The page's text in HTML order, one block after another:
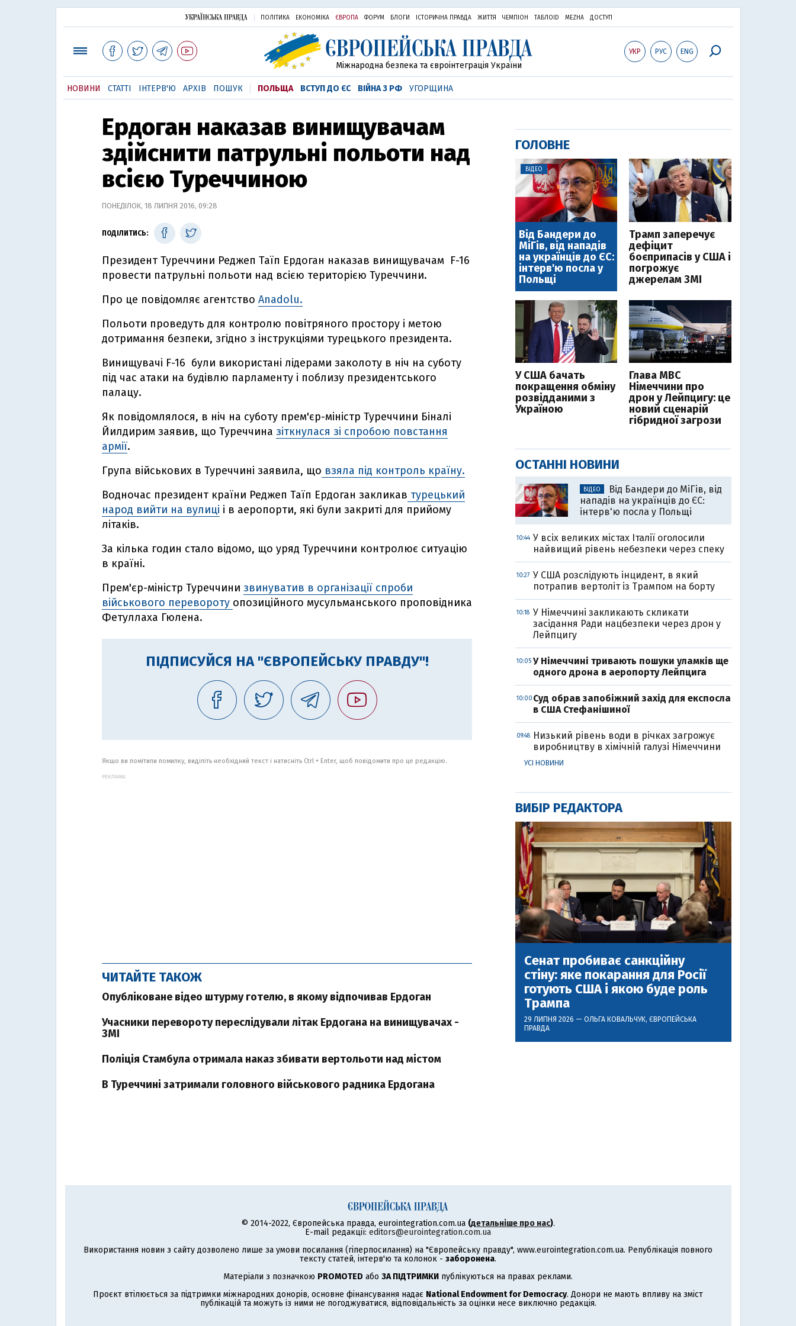
ПОЛІТИКА ЕКОНОМІКА ЄВРОПА ФОРУМ БЛОГИ ІСТОРИЧНА ПРАВДА ЖИТТЯ ЧЕМПІОН ТАБЛОID MEZHA ДОСТУП
УКР РУС ENG
Міжнародна безпека та євроінтеграція України
НОВИНИ СТАТТІ ІНТЕРВ'Ю АРХІВ ПОШУК ПОЛЬЩА ВСТУП ДО ЄС ВІЙНА З РФ УГОРЩИНА
Ердоган наказав винищувачам
здійснити патрульні польоти над
всією Туреччиною
ПОНЕДІЛОК, 18 ЛИПНЯ 2016, 09:28
ПОДІЛИТИСЬ:
Президент Туреччини Реджеп Таїп Ердоган наказав винищувачам F-16
провести патрульні польоти над всією територією Туреччини.
Про це повідомляє агентство Anadolu.
Польоти проведуть для контролю повітряного простору і метою
дотримання безпеки, згідно з інструкціями турецького президента.
Винищувачі F-16 були використані лідерами заколоту в ніч на суботу
під час атаки на будівлю парламенту і поблизу президентського
палацу.
Як повідомлялося, в ніч на суботу прем'єр-міністр Туреччини Біналі
Йилдирим заявив, що Туреччина зіткнулася зі спробою повстання
армії.
Група військових в Туреччині заявила, що взяла під контроль країну.
Водночас президент країни Реджеп Таїп Ердоган закликав турецький
народ вийти на вулиці і в аеропорти, які були закриті для прийому
літаків.
За кілька годин стало відомо, що уряд Туреччини контролює ситуацію
в країні.
Прем'єр-міністр Туреччини звинуватив в організації спроби
військового перевороту опозиційного мусульманського проповідника
Фетуллаха Гюлена.
ПІДПИСУЙСЯ НА "ЄВРОПЕЙСЬКУ ПРАВДУ"!
Якщо ви помітили помилку, виділіть необхідний текст і натисніть Ctrl + Enter, щоб повідомити про це редакцію.
РЕКЛАМА:
ЧИТАЙТЕ ТАКОЖ
Опубліковане відео штурму готелю, в якому відпочивав Ердоган
Учасники перевороту переслідували літак Ердогана на винищувачах -
ЗМІ
Поліція Стамбула отримала наказ збивати вертольоти над містом
В Туреччині затримали головного військового радника Ердогана
ГОЛОВНЕ
ВІДЕО
Від Бандери до
МіГів, від нападів
на українців до ЄС:
інтерв'ю посла у
Польщі
Трамп заперечує
дефіцит
боєприпасів у США і
погрожує
джерелам ЗМІ
У США бачать
покращення обміну
розвідданими з
Україною
Глава МВС
Німеччини про
дрон у Лейпцигу: це
новий сценарій
гібридної загрози
ОСТАННІ НОВИНИ
ВІДЕО
Від Бандери до МіГів, від
нападів на українців до ЄС:
інтерв'ю посла у Польщі
10:44 У всіх великих містах Італії оголосили
найвищий рівень небезпеки через спеку
10:27 У США розслідують інцидент, в який
потрапив вертоліт із Трампом на борту
10:18 У Німеччині закликають скликати
засідання Ради нацбезпеки через дрон у
Лейпцигу
10:05 У Німеччині тривають пошуки уламків ще
одного дрона в аеропорту Лейпцига
10:00 Суд обрав запобіжний захід для експосла
в США Стефанішиної
09:48
Низький рівень води в річках загрожує
виробництву в хімічній галузі Німеччини
УСІ НОВИНИ
ВИБІР РЕДАКТОРА
Сенат пробиває санкційну
стіну: яке покарання для Росії
готують США і якою буде роль
Трампа
29 ЛИПНЯ 2026 — ОЛЬГА КОВАЛЬЧУК, ЄВРОПЕЙСЬКА
ПРАВДА
© 2014-2022, Європейська правда, eurointegration.com.ua (детальніше про нас).
E-mail редакції: editors@eurointegration.com.ua
Використання новин з сайту дозволено лише за умови посилання (гіперпосилання) на "Європейську правду", www.eurointegration.com.ua. Републікація повного
тексту статей, інтерв'ю та колонок - заборонена.
Матеріали з позначкою PROMOTED або ЗА ПІДТРИМКИ публікуються на правах реклами.
Проєкт втілюється за підтримки міжнародних донорів, основне фінансування надає National Endowment for Democracy. Донори не мають впливу на зміст
публікацій та можуть із ними не погоджуватися, відповідальність за оцінки несе виключно редакція.